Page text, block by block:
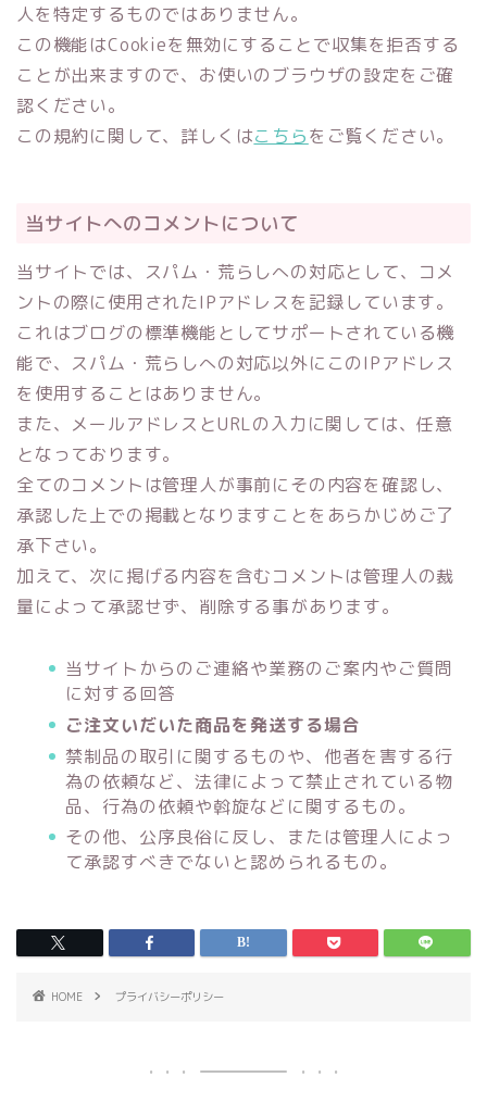
人を特定するものではありません。
この機能はCookieを無効にすることで収集を拒否する
ことが出来ますので、お使いのブラウザの設定をご確
認ください。
この規約に関して、詳しくはこちらをご覧ください。
当サイトへのコメントについて
当サイトでは、スパム・荒らしへの対応として、コメ
ントの際に使用されたIPアドレスを記録しています。
これはブログの標準機能としてサポートされている機
能で、スパム・荒らしへの対応以外にこのIPアドレス
を使用することはありません。
また、メールアドレスとURLの入力に関しては、任意
となっております。
全てのコメントは管理人が事前にその内容を確認し、
承認した上での掲載となりますことをあらかじめご了
承下さい。
加えて、次に掲げる内容を含むコメントは管理人の裁
量によって承認せず、削除する事があります。
当サイトからのご連絡や業務のご案内やご質問
に対する回答
ご注文いだいた商品を発送する場合
禁制品の取引に関するものや、他者を害する行
為の依頼など、法律によって禁止されている物
品、行為の依頼や斡旋などに関するもの。
その他、公序良俗に反し、または管理人によっ
て承認すべきでないと認められるもの。
HOME プライバシーポリシー